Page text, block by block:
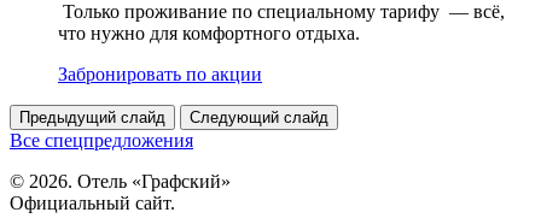
Только проживание по специальному тарифу — всё,
что нужно для комфортного отдыха.
Забронировать по акции
Предыдущий слайд Следующий слайд
Все спецпредложения
© 2026. Отель «Графский»
Официальный сайт.